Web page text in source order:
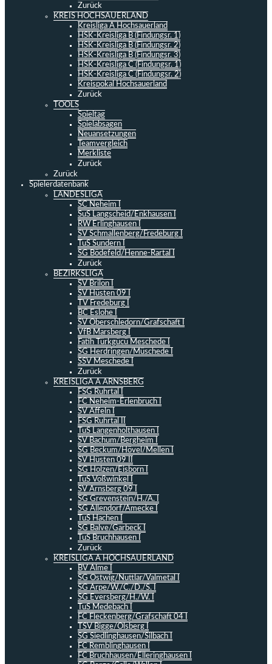
Zurück
KREIS HOCHSAUERLAND
Kreisliga A Hochsauerland
HSK-Kreisliga B (Findungsr. 1)
HSK-Kreisliga B (Findungsr. 2)
HSK-Kreisliga B (Findungsr. 3)
HSK-Kreisliga C (Findungsr. 1)
HSK-Kreisliga C (Findungsr. 2)
Kreispokal Hochsauerland
Zurück
TOOLS
Spieltag
Spielabsagen
Neuansetzungen
Teamvergleich
Merkliste
Zurück
Zurück
Spielerdatenbank
LANDESLIGA
SC Neheim I
SuS Langscheid/Enkhausen I
RW Erlinghausen I
SV Schmallenberg/Fredeburg I
TuS Sundern I
SG Bödefeld/Henne-Rartal I
Zurück
BEZIRKSLIGA
SV Brilon I
SV Hüsten 09 I
TV Fredeburg I
BC Eslohe I
SV Oberschledorn/Grafschaft I
VfB Marsberg I
Fatih Türkgücü Meschede I
SG Herdringen/Müschede I
SSV Meschede I
Zurück
KREISLIGA A ARNSBERG
FSG Ruhrtal I
FC Neheim-Erlenbruch I
SV Affeln I
FSG Ruhrtal II
TuS Langenholthausen I
SV Bachum/Bergheim I
SG Beckum/Hövel/Mellen I
SV Hüsten 09 II
SG Holzen/Eisborn I
TuS Voßwinkel I
SV Arnsberg 09 I
SG Grevenstein/H./A. I
SG Allendorf/Amecke I
TuS Hachen I
SG Balve/Garbeck I
TuS Bruchhausen I
Zurück
KREISLIGA A HOCHSAUERLAND
BV Alme I
SG Ostwig/Nuttlar/Valmetal I
SG Arpe/W./C./D./S. I
SG Eversberg/H./W. I
TuS Medebach I
FC Fleckenberg/Grafschaft 04 I
TSV Bigge/Olsberg I
SG Siedlinghausen/Silbach I
FC Remblinghausen I
FC Bruchhausen/Elleringhausen I